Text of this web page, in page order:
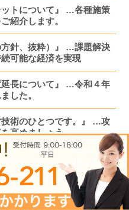
ットについて』 …各種施策
紹介します。
方針、抜粋）』 …課題解決
可能な経済を実現
延長について』 …令和４年
した。
技術のひとつです。』 …攻
高めましょう。
キーワードと４つの方
とも原価の上昇分は今す
。
者正社員化コース）つい